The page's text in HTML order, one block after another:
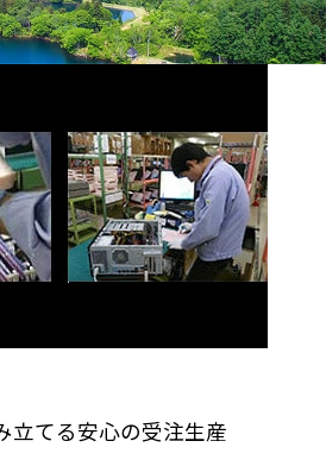
立てる安心の受注生産